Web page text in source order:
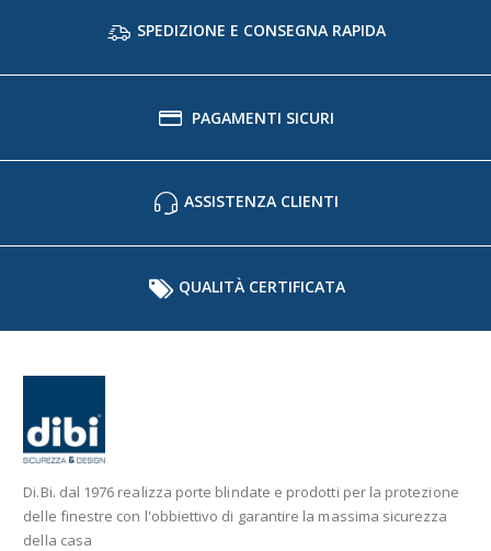
SPEDIZIONE E CONSEGNA RAPIDA
PAGAMENTI SICURI
ASSISTENZA CLIENTI
QUALITÀ CERTIFICATA
Di.Bi. dal 1976 realizza porte blindate e prodotti per la protezione
delle finestre con l'obbiettivo di garantire la massima sicurezza
della casa